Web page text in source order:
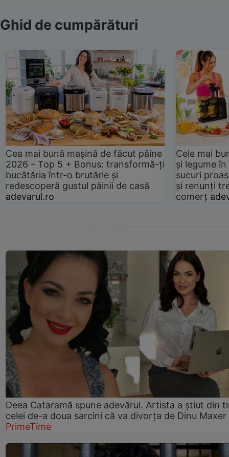
Ghid de cumpărături
Cea mai bună mașină de făcut pâine
2026 – Top 5 + Bonus: transformă-ți
bucătăria într-o brutărie și
redescoperă gustul pâinii de casă
adevarul.ro
Cele mai
și legume
sucuri
și renunți
comerț
Deea Cataramă spune adevărul. Artista a știut din
celei de-a doua sarcini că va divorța de Dinu Maxer
PrimeTime